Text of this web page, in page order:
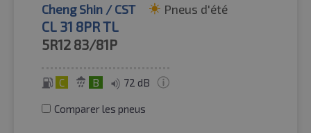
Cheng Shin / CST Pneus d'été
CL 31 8PR TL
5R12 83/81P
C B 72 dB
Comparer les pneus